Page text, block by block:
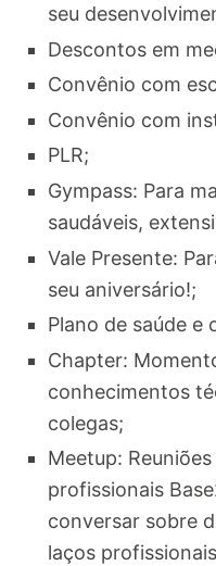
seu
Descontos em
Convênio com
Convênio com
PLR;
Gympass: Para
saudáveis,
Vale Presente:
seu aniversário!;
Plano de saúde e
Chapter:
conhecimentos
colegas;
Meetup:
profissionais
conversar sobre
laços